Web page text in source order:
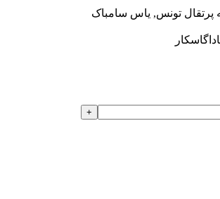
تونس, یاس سامباک